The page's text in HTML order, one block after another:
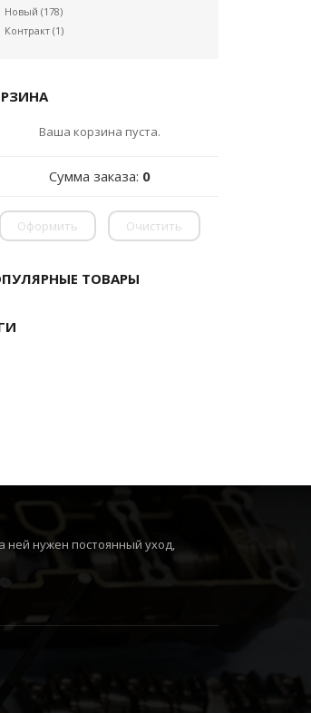
Новый (178)
Контракт (1)
Ваша корзина пуста.
Сумма заказа: 0
Оформить Очистить
ТОВАРЫ
ней нужен постоянный уход,